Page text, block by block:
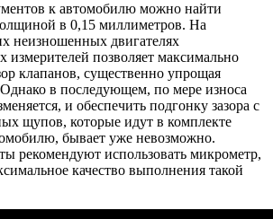
к автомобилю можно найти
в 0,15 миллиметров. На
неизношенных двигателях
измерителей позволяет максимально
клапанов, существенно упрощая
в последующем, по мере износа
и обеспечить подгонку зазора с
щупов, которые идут в комплекте
бывает уже невозможно.
рекомендуют использовать микрометр,
качество выполнения такой